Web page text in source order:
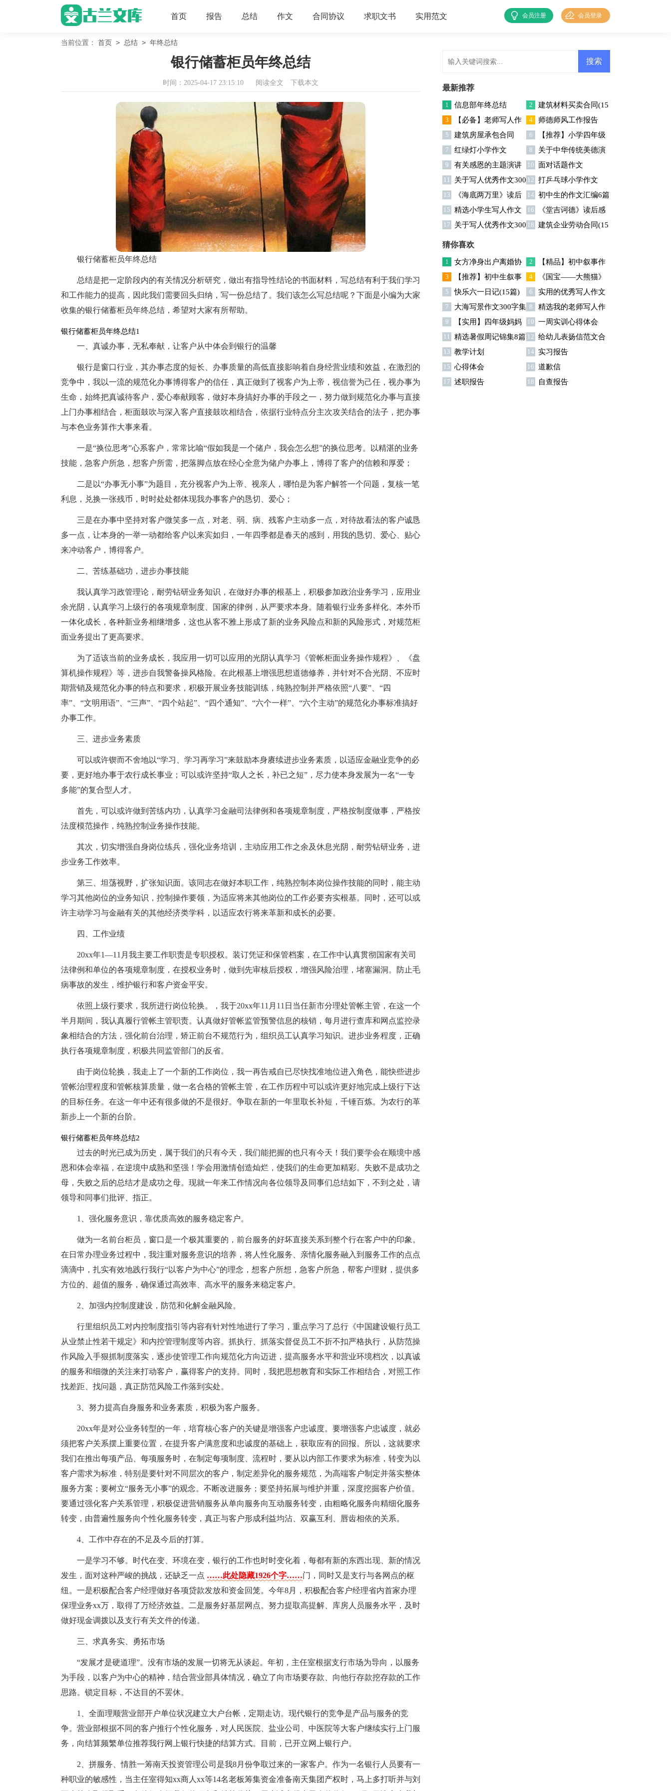
首页 报告 总结 作文 合同协议 求职文书 实用范文 会员登录
会员注册
当前位置： 首页 > 总结 > 年终总结
银行储蓄柜员年终总结
时间：2025-04-17 23:15:10 阅读全文 下载本文
银行储蓄柜员年终总结
总结是把一定阶段内的有关情况分析研究，做出有指导性结论的书面材料，写总结有利于我们学习
和工作能力的提高，因此我们需要回头归纳，写一份总结了。我们该怎么写总结呢？下面是小编为大家
收集的银行储蓄柜员年终总结，希望对大家有所帮助。
银行储蓄柜员年终总结1
一、真诚办事，无私奉献，让客户从中体会到银行的温馨
银行是窗口行业，其办事态度的短长、办事质量的高低直接影响着自身经营业绩和效益，在激烈的
竞争中，我以一流的规范化办事博得客户的信任，真正做到了视客户为上帝，视信誉为己任，视办事为
生命，始终把真诚待客户，爱心奉献顾客，做好本身搞好办事的手段之一，努力做到规范化办事与直接
上门办事相结合，柜面鼓吹与深入客户直接鼓吹相结合，依据行业特点分主次攻关结合的法子，把办事
与本色业务算作大事来看。
一是“换位思考”心系客户，常常比喻“假如我是一个储户，我会怎么想”的换位思考。以精湛的业务
技能，急客户所急，想客户所需，把落脚点放在经心全意为储户办事上，博得了客户的信赖和厚爱；
二是以“办事无小事”为题目，充分视客户为上帝、视亲人，哪怕是为客户解答一个问题，复核一笔
利息，兑换一张残币，时时处处都体现我办事客户的恳切、爱心；
三是在办事中坚持对客户微笑多一点，对老、弱、病、残客户主动多一点，对待故看法的客户诚恳
多一点，让本身的一举一动都给客户以来宾如归，一年四季都是春天的感到，用我的恳切、爱心、贴心
来冲动客户，博得客户。
二、苦练基础功，进步办事技能
我认真学习政管理论，耐劳钻研业务知识，在做好办事的根基上，积极参加政治业务学习，应用业
余光阴，认真学习上级行的各项规章制度、国家的律例，从严要求本身。随着银行业务多样化、本外币
一体化成长，各种新业务相继增多，这也从客不雅上形成了新的业务风险点和新的风险形式，对规范柜
面业务提出了更高要求。
为了适该当前的业务成长，我应用一切可以应用的光阴认真学习《管帐柜面业务操作规程》、《盘
算机操作规程》等，进步自我警备操风格险。在此根基上增强思想道德修养，并针对不合光阴、不应时
期营销及规范化办事的特点和要求，积极开展业务技能训练，纯熟控制并严格依照“八要”、“四
率”、“文明用语”、“三声”、“四个站起”、“四个通知”、“六个一样”、“六个主动”的规范化办事标准搞好
办事工作。
三、进步业务素质
可以或许锲而不舍地以“学习、学习再学习”来鼓励本身赓续进步业务素质，以适应金融业竞争的必
要，更好地办事于农行成长事业；可以或许坚持“取人之长，补已之短”，尽力使本身发展为一名“一专
多能”的复合型人才。
首先，可以或许做到苦练内功，认真学习金融司法律例和各项规章制度，严格按制度做事，严格按
法度模范操作，纯熟控制业务操作技能。
其次，切实增强自身岗位练兵，强化业务培训，主动应用工作之余及休息光阴，耐劳钻研业务，进
步业务工作效率。
第三、坦荡视野，扩张知识面。该同志在做好本职工作，纯熟控制本岗位操作技能的同时，能主动
学习其他岗位的业务知识，控制操作要领，为适应将来其他岗位的工作必要夯实根基。同时，还可以或
许主动学习与金融有关的其他经济类学科，以适应农行将来革新和成长的必要。
四、工作业绩
20xx年1—11月我主要工作职责是专职授权。装订凭证和保管档案，在工作中认真贯彻国家有关司
法律例和单位的各项规章制度，在授权业务时，做到先审核后授权，增强风险治理，堵塞漏洞。防止毛
病事故的发生，维护银行和客户资金平安。
依照上级行要求，我所进行岗位轮换。，我于20xx年11月11日当任新市分理处管帐主管，在这一个
半月期间，我认真履行管帐主管职责。认真做好管帐监管预警信息的核销，每月进行查库和网点监控录
象相结合的方法，强化前台治理，矫正前台不规范行为，组织员工认真学习知识。进步业务程度，正确
执行各项规章制度，积极共同监管部门的反省。
由于岗位轮换，我走上了一个新的工作岗位，我一再告戒自已尽快找准地位进入角色，能快些进步
管帐治理程度和管帐核算质量，做一名合格的管帐主管，在工作历程中可以或许更好地完成上级行下达
的目标任务。在这一年中还有很多做的不是很好。争取在新的一年里取长补短，千锤百炼。为农行的革
新步上一个新的台阶。
银行储蓄柜员年终总结2
过去的时光已成为历史，属于我们的只有今天，我们能把握的也只有今天！我们要学会在顺境中感
恩和体会幸福，在逆境中成熟和坚强！学会用激情创造灿烂，使我们的生命更加精彩。失败不是成功之
母，失败之后的总结才是成功之母。现就一年来工作情况向各位领导及同事们总结如下，不到之处，请
领导和同事们批评、指正。
1、强化服务意识，靠优质高效的服务稳定客户。
做为一名前台柜员，窗口是一个极其重要的，前台服务的好坏直接关系到整个行在客户中的印象。
在日常办理业务过程中，我注重对服务意识的培养，将人性化服务、亲情化服务融入到服务工作的点点
滴滴中，扎实有效地践行我行“以客户为中心”的理念，想客户所想，急客户所急，帮客户理财，提供多
方位的、超值的服务，确保通过高效率、高水平的服务来稳定客户。
2、加强内控制度建设，防范和化解金融风险。
行里组织员工对内控制度指引等内容有针对性地进行了学习，重点学习了总行《中国建设银行员工
从业禁止性若干规定》和内控管理制度等内容。抓执行、抓落实督促员工不折不扣严格执行，从防范操
作风险入手狠抓制度落实，逐步使管理工作向规范化方向迈进，提高服务水平和营业环境档次，以真诚
的服务和细微的关注来打动客户，赢得客户的支持。同时，我把思想教育和实际工作相结合，对照工作
找差距、找问题，真正防范风险工作落到实处。
3、努力提高自身服务和业务素质，积极为客户服务。
20xx年是对公业务转型的一年，培育核心客户的关键是增强客户忠诚度。要增强客户忠诚度，就必
须把客户关系摆上重要位置，在提升客户满意度和忠诚度的基础上，获取应有的回报。所以，这就要求
我们在推出每项产品、每项服务时，在制定每项制度、流程时，要从以内部工作要求为标准，转变为以
客户需求为标准，特别是要针对不同层次的客户，制定差异化的服务规范，为高端客户制定并落实整体
服务方案；要树立“服务无小事”的观念。不断改进服务；要坚持拓展与维护并重，深度挖掘客户价值。
要通过强化客户关系管理，积极促进营销服务从单向服务向互动服务转变，由粗略化服务向精细化服务
转变，由普遍性服务向个性化服务转变，真正与客户形成利益均沾、双赢互利、唇齿相依的关系。
4、工作中存在的不足及今后的打算。
一是学习不够。时代在变、环境在变，银行的工作也时时变化着，每都有新的东西出现、新的情况
发生，面对这种严峻的挑战，还缺乏一点 ……此处隐藏1926个字……门，同时又是支行与各网点的枢
纽。一是积极配合客户经理做好各项贷款发放和资金回笼。今年8月，积极配合客户经理省内首家办理
保理业务xx万，取得了万经济效益。二是服务好基层网点。努力提取高提解、库房人员服务水平，及时
做好现金调拨以及支行有关文件的传递。
三、求真务实、勇拓市场
“发展才是硬道理”。没有市场的发展一切将无从谈起。年初，主任室根据支行市场为导向，以服务
为手段，以客户为中心的精神，结合营业部具体情况，确立了向市场要存款、向他行存款挖存款的工作
思路。锁定目标，不达目的不罢休。
1、全面理顺营业部开户单位状况建立大户台帐，定期走访。现代银行的竞争是产品与服务的竞
争。营业部根据不同的客户推行个性化服务，对人民医院、盐业公司、中医院等大客户继续实行上门服
务，向结算频繁单位推荐我行网上银行快捷的结算方式。目前，已开立网上银行户。
2、拼服务、情胜一筹南天投资管理公司是我8月份争取过来的一家客户。作为一名银行人员要有一
种职业的敏感性，当主任室得知xx商人xx等14名老板筹集资金准备南天集团产权时，马上多打听并与刘
最新推荐
1 信息部年终总结 2
建筑材料买卖合同(15
篇)
3
【必备】老师写人作
文集合5篇
4 师德师风工作报告
5 建筑房屋承包合同 6
【推荐】小学四年级
优秀作文300字三篇
7 红绿灯小学作文 8
关于中华传统美德演
讲稿
9
有关感恩的主题演讲
稿
10 面对话题作文
11
关于写人优秀作文300
字集合5篇
12 打乒乓球小学作文
13
《海底两万里》读后
感
14 初中生的作文汇编6篇
15 精选小学生写人作文
集锦五篇
16 《堂吉诃德》读后感
17
关于写人优秀作文300
字集合八篇
18 建筑企业劳动合同(15
猜你喜欢
1
女方净身出户离婚协
议书
2
【精品】初中叙事作
文汇总四篇
3
【推荐】初中生叙事
作文合集五篇
4
《国宝——大熊猫》
教案
5 快乐六一日记(15篇) 6
实用的优秀写人作文
300字汇总九篇
7
大海写景作文300字集
合八篇
8
精选我的老师写人作
文300字合集9篇
9
【实用】四年级妈妈
作文300字3篇
10 一周实训心得体会
11 精选暑假周记锦集8篇 12 给幼儿表扬信范文合
集8篇
13 教学计划 14 实习报告
15 心得体会 16 道歉信
17 述职报告 18 自查报告